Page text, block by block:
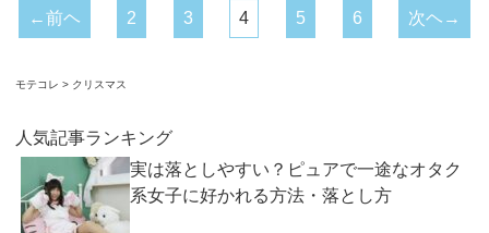
←前ヘ 2 3 4 5 6 次ヘ→
モテコレ クリスマス
人気記事ランキング
実は落としやすい？ピュアで一途なオタク
系女子に好かれる方法・落とし方